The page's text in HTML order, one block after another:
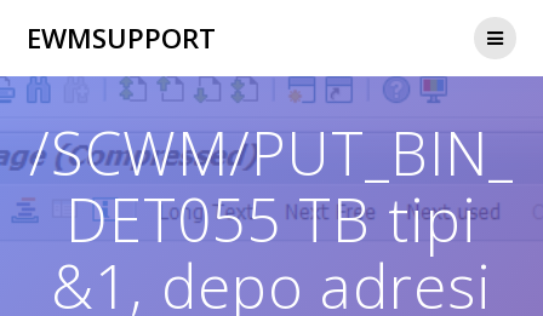
EWMSUPPORT
/SCWM/PUT_BIN_
DET055 TB tipi
&1, depo adresi